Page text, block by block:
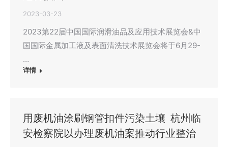
2023-03-23
2023第22届中国国际润滑油品及应用技术展览会&中
国国际金属加工液及表面清洗技术展览会将于6月29-
…
详情
用废机油涂刷钢管扣件污染土壤 杭州临
安检察院以办理废机油案推动行业整治